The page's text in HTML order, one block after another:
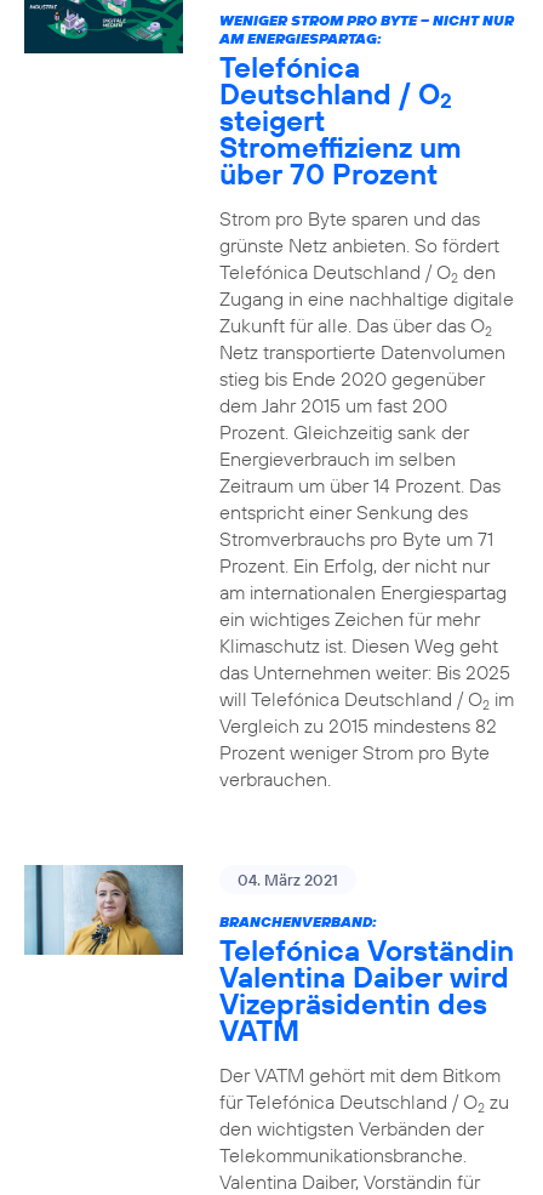
WENIGER STROM PRO BYTE – NICHT NUR
AM ENERGIESPARTAG:
Telefónica
Deutschland / O2
steigert
Stromeffizienz um
über 70 Prozent
Strom pro Byte sparen und das
grünste Netz anbieten. So fördert
Telefónica Deutschland / O2den
Zugang in eine nachhaltige digitale
Zukunft für alle. Das über das O2
Netz transportierte Datenvolumen
stieg bis Ende 2020 gegenüber
dem Jahr 2015 um fast 200
Prozent. Gleichzeitig sank der
Energieverbrauch im selben
Zeitraum um über 14 Prozent. Das
entspricht einer Senkung des
Stromverbrauchs pro Byte um 71
Prozent. Ein Erfolg, der nicht nur
am internationalen Energiespartag
ein wichtiges Zeichen für mehr
Klimaschutz ist. Diesen Weg geht
das Unternehmen weiter: Bis 2025
will Telefónica Deutschland / O2im
Vergleich zu 2015 mindestens 82
Prozent weniger Strom pro Byte
verbrauchen.
04. März 2021
BRANCHENVERBAND:
Telefónica Vorständin
Valentina Daiber wird
Vizepräsidentin des
VATM
Der VATM gehört mit dem Bitkom
für Telefónica Deutschland / O2zu
den wichtigsten Verbänden der
Telekommunikationsbranche.
Valentina Daiber, Vorständin für